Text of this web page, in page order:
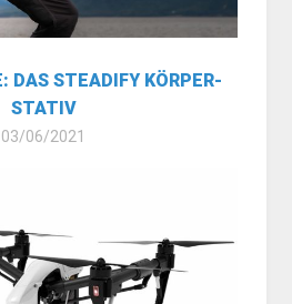
DAS STEADIFY KÖRPER-
STATIV
03/06/2021